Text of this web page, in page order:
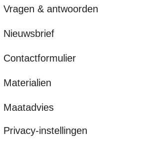
Vragen & antwoorden
Nieuwsbrief
Contactformulier
Materialien
Maatadvies
Privacy-instellingen